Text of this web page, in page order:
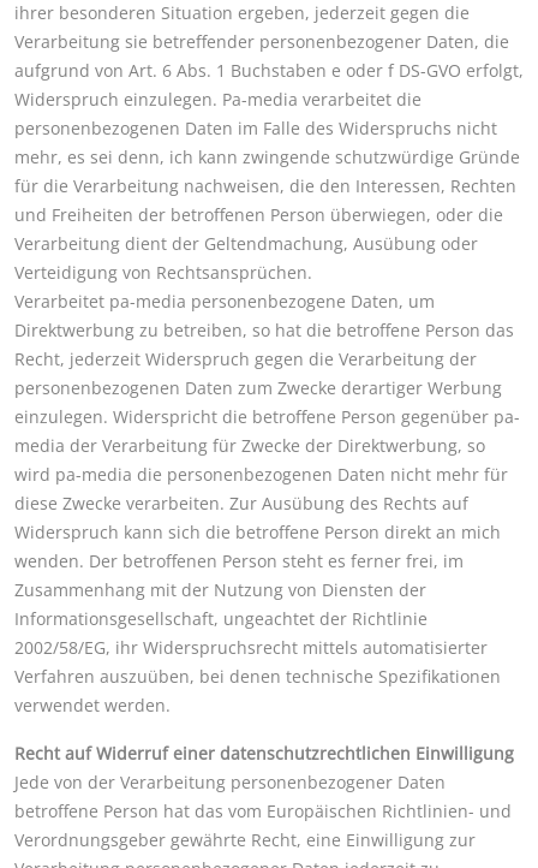
ihrer besonderen Situation ergeben, jederzeit gegen die
Verarbeitung sie betreffender personenbezogener Daten, die
aufgrund von Art. 6 Abs. 1 Buchstaben e oder f DS-GVO erfolgt,
Widerspruch einzulegen. Pa-media verarbeitet die
personenbezogenen Daten im Falle des Widerspruchs nicht
mehr, es sei denn, ich kann zwingende schutzwürdige Gründe
für die Verarbeitung nachweisen, die den Interessen, Rechten
und Freiheiten der betroffenen Person überwiegen, oder die
Verarbeitung dient der Geltendmachung, Ausübung oder
Verteidigung von Rechtsansprüchen.
Verarbeitet pa-media personenbezogene Daten, um
Direktwerbung zu betreiben, so hat die betroffene Person das
Recht, jederzeit Widerspruch gegen die Verarbeitung der
personenbezogenen Daten zum Zwecke derartiger Werbung
einzulegen. Widerspricht die betroffene Person gegenüber pa-
media der Verarbeitung für Zwecke der Direktwerbung, so
wird pa-media die personenbezogenen Daten nicht mehr für
diese Zwecke verarbeiten. Zur Ausübung des Rechts auf
Widerspruch kann sich die betroffene Person direkt an mich
wenden. Der betroffenen Person steht es ferner frei, im
Zusammenhang mit der Nutzung von Diensten der
Informationsgesellschaft, ungeachtet der Richtlinie
2002/58/EG, ihr Widerspruchsrecht mittels automatisierter
Verfahren auszuüben, bei denen technische Spezifikationen
verwendet werden.
Recht auf Widerruf einer datenschutzrechtlichen Einwilligung
Jede von der Verarbeitung personenbezogener Daten
betroffene Person hat das vom Europäischen Richtlinien- und
Verordnungsgeber gewährte Recht, eine Einwilligung zur